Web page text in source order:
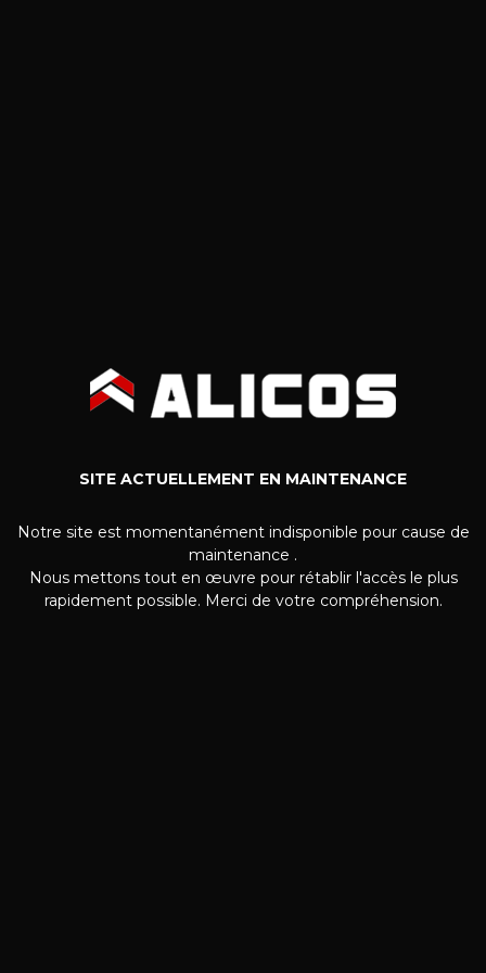
SITE ACTUELLEMENT EN MAINTENANCE
Notre site est momentanément indisponible pour cause de
maintenance .
Nous mettons tout en œuvre pour rétablir l'accès le plus
rapidement possible. Merci de votre compréhension.